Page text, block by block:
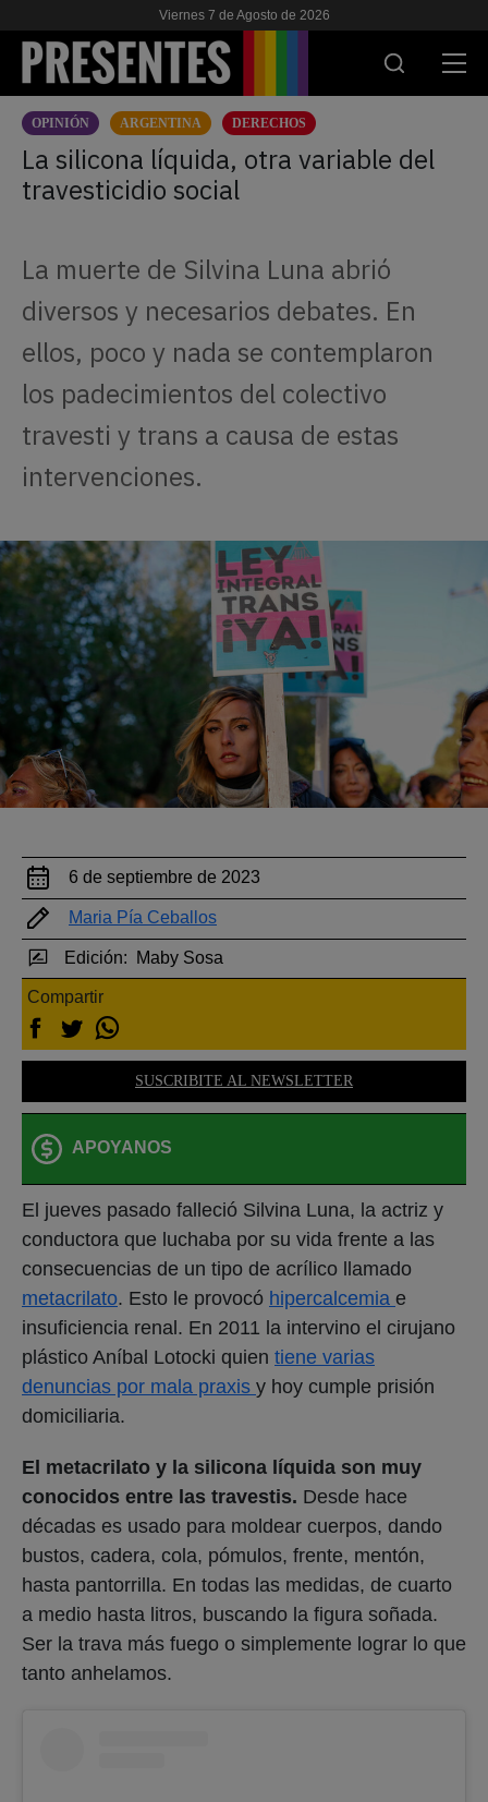
Viernes 7 de Agosto de 2026
ACTUALIDAD
INVESTIGACIONES
ESCUELA
APOYANOS
OPINIÓN ARGENTINA DERECHOS
La silicona líquida, otra variable del
travesticidio social
La muerte de Silvina Luna abrió
diversos y necesarios debates. En
ellos, poco y nada se contemplaron
los padecimientos del colectivo
travesti y trans a causa de estas
intervenciones.
6 de septiembre de 2023
Maria Pía Ceballos
Edición: Maby Sosa
Compartir
SUSCRIBITE AL NEWSLETTER
APOYANOS
El jueves pasado falleció Silvina Luna, la actriz y
conductora que luchaba por su vida frente a las
consecuencias de un tipo de acrílico llamado
metacrilato. Esto le provocó hipercalcemia e
insuficiencia renal. En 2011 la intervino el cirujano
plástico Aníbal Lotocki quien tiene varias
denuncias por mala praxis y hoy cumple prisión
domiciliaria.
El metacrilato y la silicona líquida son muy
conocidos entre las travestis. Desde hace
décadas es usado para moldear cuerpos, dando
bustos, cadera, cola, pómulos, frente, mentón,
hasta pantorrilla. En todas las medidas, de cuarto
a medio hasta litros, buscando la figura soñada.
Ser la trava más fuego o simplemente lograr lo que
tanto anhelamos.